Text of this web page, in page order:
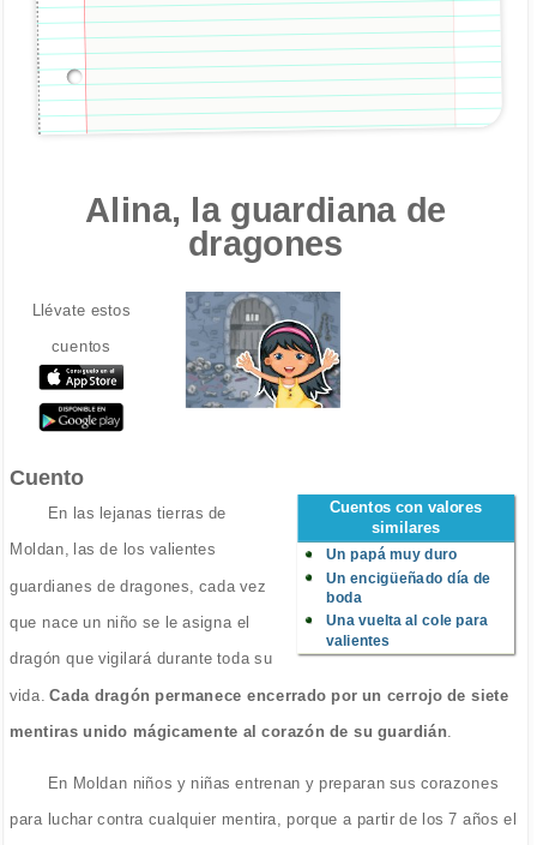
Alina, la guardiana de
dragones
Llévate estos
cuentos
Cuento
Cuentos con valores
similares
Un papá muy duro
Un encigüeñado día de
boda
Una vuelta al cole para
valientes
En las lejanas tierras de
Moldan, las de los valientes
guardianes de dragones, cada vez
que nace un niño se le asigna el
dragón que vigilará durante toda su
vida. Cada dragón permanece encerrado por un cerrojo de siete
mentiras unido mágicamente al corazón de su guardián
En Moldan niños y niñas entrenan y preparan sus corazones
para luchar contra cualquier mentira, porque a partir de los 7 años el